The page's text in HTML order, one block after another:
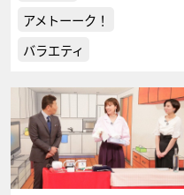
アメトーーク！
バラエティ